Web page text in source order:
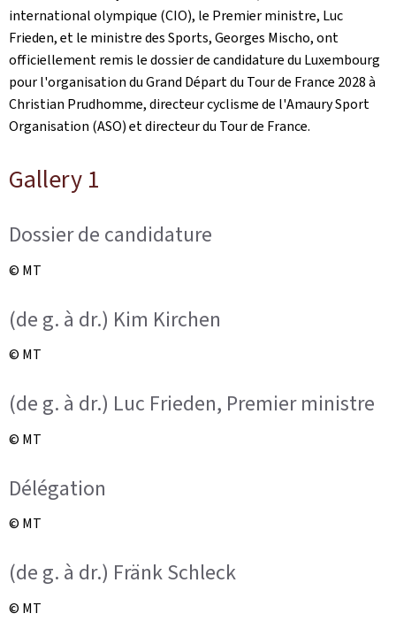
international olympique (CIO), le Premier ministre, Luc
Frieden, et le ministre des Sports, Georges Mischo, ont
officiellement remis le dossier de candidature du Luxembourg
pour l'organisation du Grand Départ du Tour de France 2028 à
Christian Prudhomme, directeur cyclisme de l'Amaury Sport
Organisation (ASO) et directeur du Tour de France.
Gallery 1
Dossier de candidature
© MT
(de g. à dr.) Kim Kirchen
© MT
(de g. à dr.) Luc Frieden, Premier ministre
© MT
Délégation
© MT
(de g. à dr.) Fränk Schleck
© MT